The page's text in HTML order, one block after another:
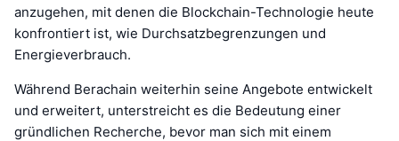
anzugehen, mit denen die Blockchain-Technologie heute
konfrontiert ist, wie Durchsatzbegrenzungen und
Energieverbrauch.
Während Berachain weiterhin seine Angebote entwickelt
und erweitert, unterstreicht es die Bedeutung einer
gründlichen Recherche, bevor man sich mit einem